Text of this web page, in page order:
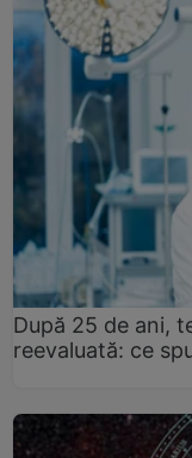
După 25 de ani,
reevaluată: ce